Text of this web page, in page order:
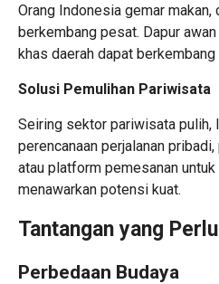
Orang Indonesia gemar makan,
berkembang pesat. Dapur
khas daerah dapat
Solusi Pemulihan Pariwisata
Seiring sektor pariwisata pulih,
perencanaan perjalanan
atau platform pemesanan
menawarkan potensi kuat.
Tantangan yang
Perbedaan Budaya